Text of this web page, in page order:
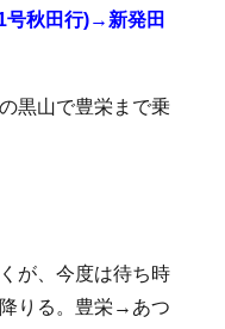
号秋田行)→新発田
黒山で豊栄まで乗
が、今度は待ち時
りる。豊栄→あつ